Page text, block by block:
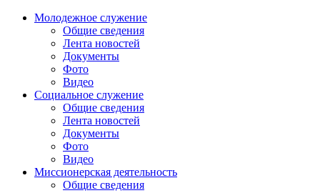
Молодежное служение
Общие сведения
Лента новостей
Документы
Фото
Видео
Социальное служение
Общие сведения
Лента новостей
Документы
Фото
Видео
Миссионерская деятельность
Общие сведения